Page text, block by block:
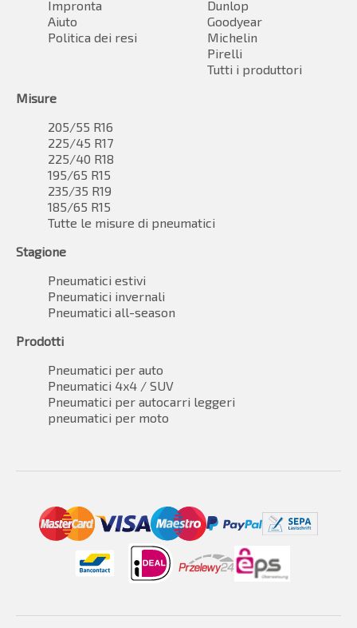
Impronta
Aiuto
Politica dei resi
Dunlop
Goodyear
Michelin
Pirelli
Tutti i produttori
Misure
205/55 R16
225/45 R17
225/40 R18
195/65 R15
235/35 R19
185/65 R15
Tutte le misure di pneumatici
Stagione
Pneumatici estivi
Pneumatici invernali
Pneumatici all-season
Prodotti
Pneumatici per auto
Pneumatici 4x4 / SUV
Pneumatici per autocarri leggeri
pneumatici per moto